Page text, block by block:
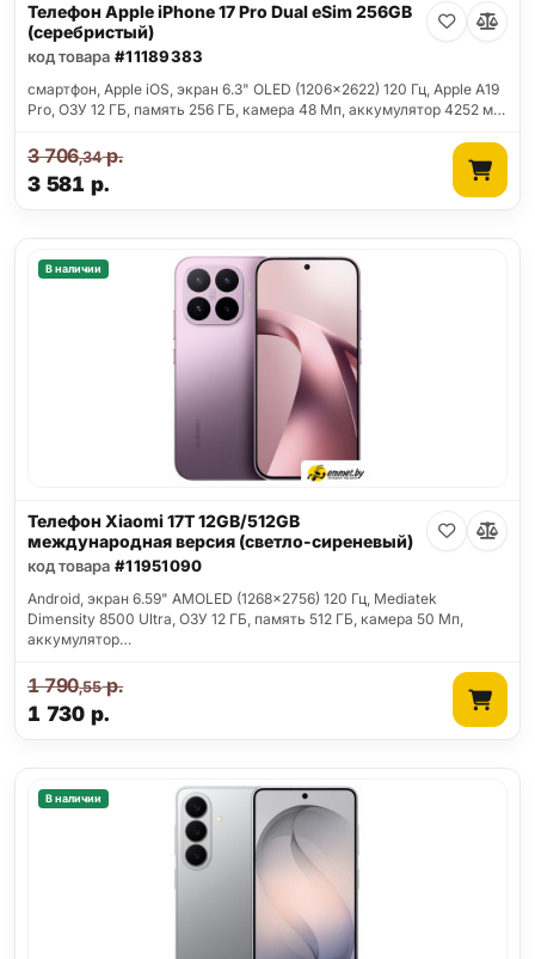
Телефон Apple iPhone 17 Pro Dual eSim 256GB
(серебристый)
код товара #11189383
смартфон, Apple iOS, экран 6.3" OLED (1206x2622) 120 Гц, Apple A19
Pro, ОЗУ 12 ГБ, память 256 ГБ, камера 48 Мп, аккумулятор 4252 м…
3 581 р.
3 706,34р.
В наличии
Телефон Xiaomi 17T 12GB/512GB
международная версия (светло-сиреневый)
код товара #11951090
Android, экран 6.59" AMOLED (1268x2756) 120 Гц, Mediatek
Dimensity 8500 Ultra, ОЗУ 12 ГБ, память 512 ГБ, камера 50 Мп,
аккумулятор…
1 730 р.
1 790,55р.
В наличии